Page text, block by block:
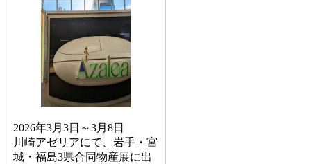
2026年3月3日～3月8日
川崎アゼリアにて、岩手・宮
城・福島3県合同物産展に出